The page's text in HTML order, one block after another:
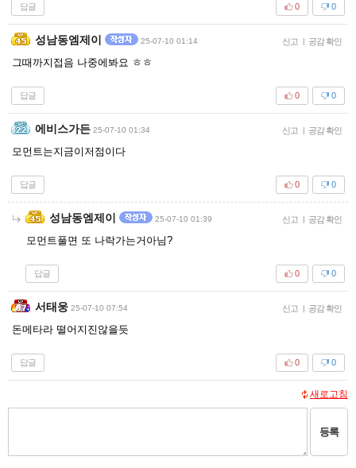
답글 0
0
성남동엠제이 25-07-10 01:14 신고 | 공감 확인
그때까지접음 나중에봐요 ㅎㅎ
답글 0
0
에비스가든 25-07-10 01:34 신고 | 공감 확인
모먼트는지금이저점이다
답글 0
0
성남동엠제이 25-07-10 01:39 신고 | 공감 확인
모먼트풀면 또 나락가는거아님?
답글 0
0
서태웅 25-07-10 07:54 신고 | 공감 확인
돈메타라 떨어지진않을듯
답글 0
0
새로고침
등록